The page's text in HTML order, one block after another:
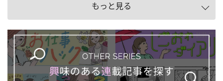
もっと見る